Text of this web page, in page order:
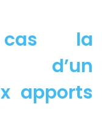
la
d’un
apports